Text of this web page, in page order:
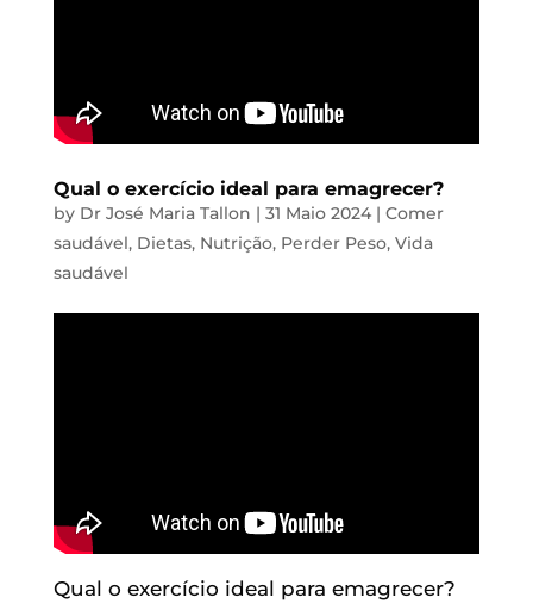
Qual o exercício ideal para emagrecer?
by Dr José Maria Tallon | 31 Maio 2024| Comer
saudável, Dietas, Nutrição, Perder Peso, Vida
saudável
Qual o exercício ideal para emagrecer?